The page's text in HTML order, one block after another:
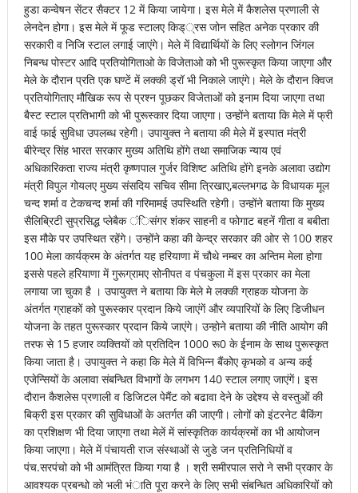
हुडा कन्वेषन सेंटर सैक्टर 12 में किया जायेगा। इस मेले में कैशलेस प्रणाली से
लेनदेन होगा। इस मेले में फूड स्टालए किड््रस जोन सहित अनेक प्रकार की
सरकारी व निजि स्टाल लगाई जाएंगे। मेले में विद्यार्थियों के लिए स्लोगन जिंगल
निबन्ध पोस्टर आदि प्रतियोगिताओ के विजेताओ को भी पुरूस्कृत किया जाएगा और
मेले के दौरान प्रति एक घण्टें में लक्की ड्रॉ भी निकाले जाएंगे। मेले के दौरान क्विज
प्रतियोगिताए मौखिक रूप से प्रश्न पूछकर विजेताओं को इनाम दिया जाएगा तथा
बैस्ट स्टाल प्रतिभागी को भी पुरूस्कार दिया जाएगा। उन्होंने बताया कि मेले में फ्री
वाई फाई सुविधा उपलब्ध रहेगी। उपायुक्त ने बताया की मेले में इस्पात मंत्री
बीरेन्द्र सिंह भारत सरकार मुख्य अतिथि होंगे तथा समाजिक न्याय एवं
अधिकारिकता राज्य मंत्री कृष्णपाल गुर्जर विशिष्ट अतिथि होंगे इनके अलावा उद्योग
मंत्री विपुल गोयलए मुख्य संसदिय सचिव सीमा त्रिखाए,बल्लभगढ के विधायक मूल
चन्द शर्मा व टेकचन्द शर्मा की गरिमामई उपस्थिति रहेगी। उन्होंने बताया कि मुख्य
सैलिब्रिटी सुप्रसिद्ध प्लेबैक ंिसंगर शंकर साहनी व फोगाट बहनें गीता व बबीता
इस मौके पर उपस्थित रहेंगे। उन्होंने कहा की केन्द्र सरकार की ओर से 100 शहर
100 मेला कार्यक्रम के अंतर्गत यह हरियाणा में चौथे नम्बर का अन्तिम मेला होगा
इससे पहले हरियाणा में गुरूग्रामए सोनीपत व पंचकुला में इस प्रकार का मेला
लगाया जा चुका है । उपायुक्त ने बताया कि मेले मे लक्की ग्राहक योजना के
अंतर्गत ग्राहकों को पुरूस्कार प्रदान किये जाएंगें और व्यपारियों के लिए डिजीधन
योजना के तहत पुरूस्कार प्रदान किये जाएंगे। उन्होने बताया की नीति आयोग की
तरफ से 15 हजार व्यक्तियों को प्रतिदिन 1000 रू0 के ईनाम के साथ पुरूस्कृत
किया जाता है। उपायुक्त ने कहा कि मेले में विभिन्न बैंकोए कृभको व अन्य कई
एजेन्सियों के अलावा संबन्धित विभागों के लगभग 140 स्टाल लगाए जाएंगें। इस
दौरान कैशलेस प्रणाली व डिजिटल पेमैंट को बढावा देने के उद्देश्य से वस्तुओं की
बिक्री इस प्रकार की सुविधाओं के अतर्गत की जाएगी। लोगों को इंटरनेट बैकिंग
का प्रशिक्षण भी दिया जाएगा तथा मेलें में सांस्कृतिक कार्यक्रमों का भी आयोजन
किया जाएगा। मेले में पंचायती राज संस्थाओं से जुडे जन प्रतिनिधियों व
पंच.सरपंचो को भी आमंत्रित किया गया है । श्री समीरपाल सरो ने सभी प्रकार के
आवश्यक प्रबन्धो को भली भंाति पूरा करने के लिए सभी संबन्धित अधिकारियों को